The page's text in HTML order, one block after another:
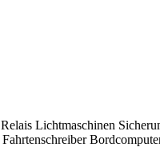
Relais Lichtmaschinen
Fahrtenschreiber